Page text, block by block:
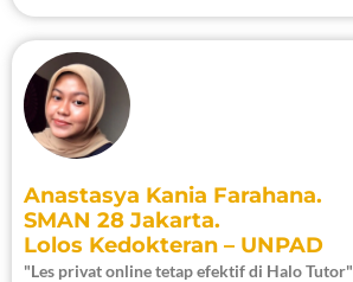
Anastasya Kania Farahana.
SMAN 28 Jakarta.
Lolos Kedokteran – UNPAD
"Les privat online tetap efektif di Halo Tutor"